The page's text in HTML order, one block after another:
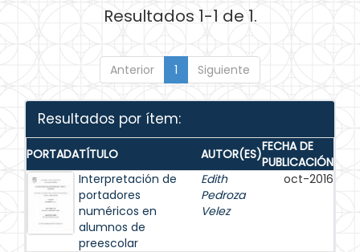
Resultados 1-1 de 1.
Anterior 1 Siguiente
Resultados por ítem:
PORTADATÍTULO AUTOR(ES)FECHA DE
PUBLICACIÓN
Interpretación de
portadores
numéricos en
alumnos de
preescolar
Edith
Pedroza
Velez
oct-2016